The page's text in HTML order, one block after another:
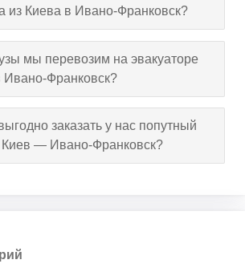
из Киева в Ивано-Франковск?
мы перевозим на эвакуаторе
Ивано-Франковск?
заказать у нас попутный
Киев — Ивано-Франковск?